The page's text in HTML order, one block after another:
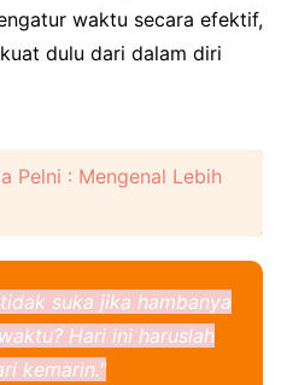
waktu secara efektif,
dulu dari dalam diri
Pelni : Mengenal Lebih
suka jika hambanya
Hari ini haruslah
kemarin."